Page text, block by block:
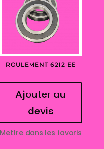
ROULEMENT 6212 EE
Ajouter au
devis
Mettre dans les favoris